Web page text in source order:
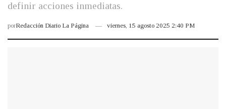
definir acciones inmediatas.
porRedacción Diario La Página viernes, 15 agosto 2025 2:40 PM